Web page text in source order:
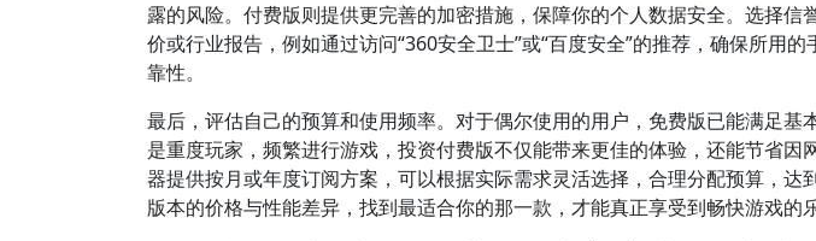
露的风险。付费版则提供更完善的加密措施，保障你的个人数据安全。选择信
价或行业报告，例如通过访问“360安全卫士”或“百度安全”的推荐，确保所用
靠性。
最后，评估自己的预算和使用频率。对于偶尔使用的用户，免费版已能满足基
是重度玩家，频繁进行游戏，投资付费版不仅能带来更佳的体验，还能节省因
器提供按月或年度订阅方案，可以根据实际需求灵活选择，合理分配预算，达
版本的价格与性能差异，找到最适合你的那一款，才能真正享受到畅快游戏的乐